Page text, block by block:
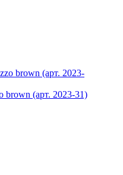
brown (арт. 2023-31)